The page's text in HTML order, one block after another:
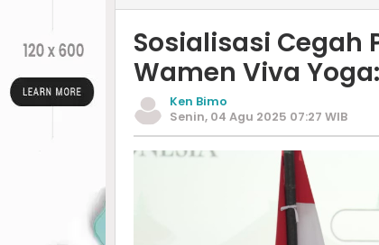
Sosialisasi Cegah
Wamen Viva
Ken Bimo
Senin, 04 Agu 2025 07:27 WIB